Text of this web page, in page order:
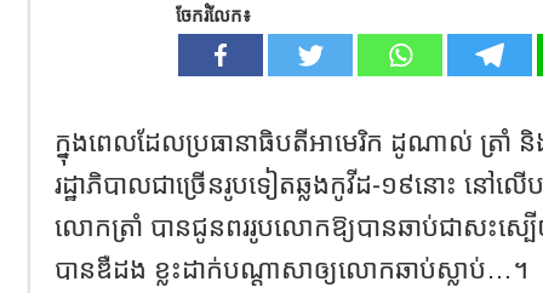
ចែករំលែក៖
ក្នុងពេលដែលប្រធានាធិបតីអាមេរិក ដូណាល់ ត្រាំ និ
រដ្ឋាភិបាលជាច្រើនរូបទៀតឆ្លងកូវីដ​-១៩នោះ នៅល
លោកត្រាំ បានជូនពររូបលោកឱ្យបានឆាប់ជាសះស្
បានឌឺដង ខ្លះដាក់បណ្តាសាឲ្យលោកឆាប់ស្លាប់​…។